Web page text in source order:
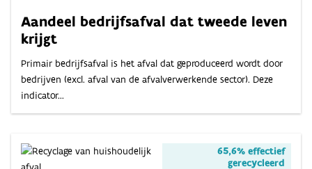
CE-TOOLS
OVER
Aandeel bedrijfsafval dat tweede leven
krijgt
Primair bedrijfsafval is het afval dat geproduceerd wordt door
bedrijven (excl. afval van de afvalverwerkende sector). Deze
indicator...
65,6% effectief
gerecycleerd